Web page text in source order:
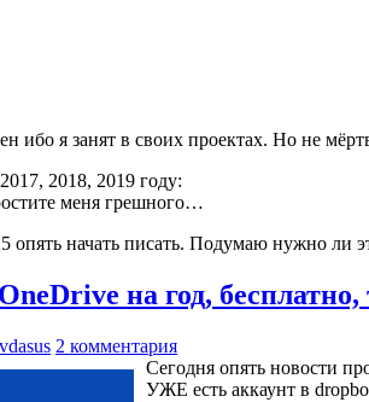
ибо я занят в своих проектах. Но не
2018, 2019 году:
меня грешного…
опять начать писать. Подумаю нужно ли
на год, бесплатно,
vdasus 2 комментария
Сегодня опять новости
УЖЕ есть аккаунт в